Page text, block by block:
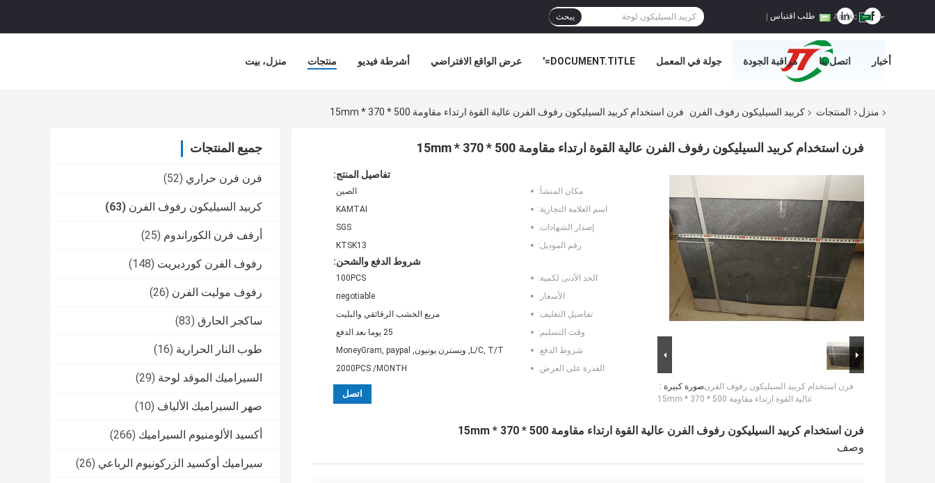
طلب اقتباس يبحث
منزل، بيت منتجات أشرطة فيديو عرض الواقع الافتراضي DOCUMENT.TITLE=' جولة في المعمل مراقبة الجودة اتصل بنا أخبار
منزل
المنتجات كربيد السيليكون رفوف الفرن فرن استخدام كربيد السيليكون رفوف الفرن عالية القوة ارتداء مقاومة 500 * 370 * 15mm
جميع المنتجات
فرن فرن حراري (52)
كربيد السيليكون رفوف الفرن (63)
أرفف فرن الكوراندوم (25)
رفوف الفرن كورديريت (148)
رفوف موليت الفرن (26)
ساكجر الحارق (83)
طوب النار الحرارية (16)
السيراميك الموقد لوحة (29)
صهر السيراميك الألياف (10)
أكسيد الألومنيوم السيراميك (266)
سيراميك أوكسيد الزركونيوم الرباعي (26)
فرن استخدام كربيد السيليكون رفوف الفرن عالية القوة ارتداء مقاومة 500 * 370 * 15mm
صورة كبيرة :فرن استخدام كربيد السيليكون رفوف الفرن
عالية القوة ارتداء مقاومة 500 * 370 * 15mm
تفاصيل المنتج:
مكان المنشأ:
الصين
اسم العلامة التجارية:
KAMTAI
إصدار الشهادات:
SGS
رقم الموديل:
KTSK13
شروط الدفع والشحن:
الحد الأدنى لكمية:
100PCS
الأسعار:
negotiable
تفاصيل التغليف:
مربع الخشب الرقائقي والبليت
وقت التسليم:
25 يوما بعد الدفع
شروط الدفع:
L/C, T/T, ويسترن يونيون, MoneyGram, paypal
القدرة على العرض:
2000PCS /MONTH
اتصل
فرن استخدام كربيد السيليكون رفوف الفرن عالية القوة ارتداء مقاومة 500 * 370 * 15mm
وصف